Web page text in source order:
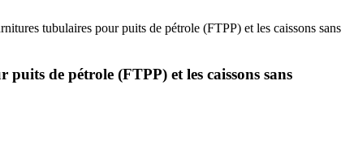
tubulaires pour puits de pétrole (FTPP) et les caissons sans
de pétrole (FTPP) et les caissons sans